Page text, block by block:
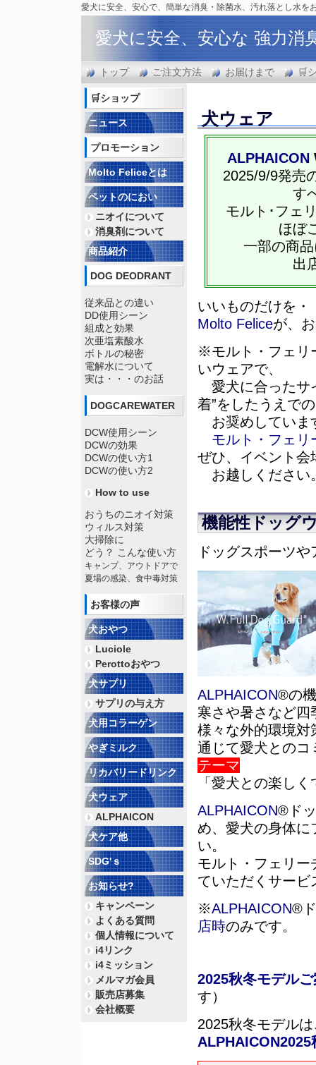
愛犬に安全、安心で、簡単な消臭・除菌水、汚れ落とし水を
愛犬に安全、安心な 強力
トップ ご注文方法 お届けまで 🛒
犬ウェア
ALPHAICON
2025/9/9発売
す
モルト･フェ
ほぼ
一部の商
出
いいものだけを・
Molto Feliceが、
※モルト・フェリ
いウェアで、
愛犬に合ったサ
着”をしたうえで
お奨めしていま
モルト・フェリ
ぜひ、イベント会
お越しください
機能性ドッグ
ドッグスポーツ
ALPHAICON®の
寒さや暑さなど
様々な外的環境対
通じて愛犬とのコ
テーマ
「愛犬との楽し
ALPHAICON®ド
め、愛犬の身体に
い。
モルト・フェリ
ていただくサー
※ALPHAICON®
店時のみです。
2025秋冬モデル
す）
2025秋冬モデル
🛒ショップ
ニュース
プロモーション
Molto Feliceとは
ペットのにおい
ニオイについて
消臭剤について
商品紹介
DOG DEODRANT
従来品との違い
DD使用シーン
組成と効果
次亜塩素酸水
ボトルの秘密
電解水について
実は・・・のお話
DOGCAREWATER
DCW使用シーン
DCWの効果
DCWの使い方1
DCWの使い方2
How to use
おうちのニオイ対策
ウィルス対策
大掃除に
どう？ こんな使い方
キャンプ、アウトドアで
夏場の感染、食中毒対策
お客様の声
犬おやつ
Luciole
Perottoおやつ
犬サプリ
サプリの与え方
犬用コラーゲン
やぎミルク
リカバリードリンク
犬ウェア
ALPHAICON
犬ケア他
SDG'ｓ
お知らせ?
キャンペーン
よくある質問
個人情報について
i4リンク
i4ミッション
メルマガ会員
販売店募集
会社概要